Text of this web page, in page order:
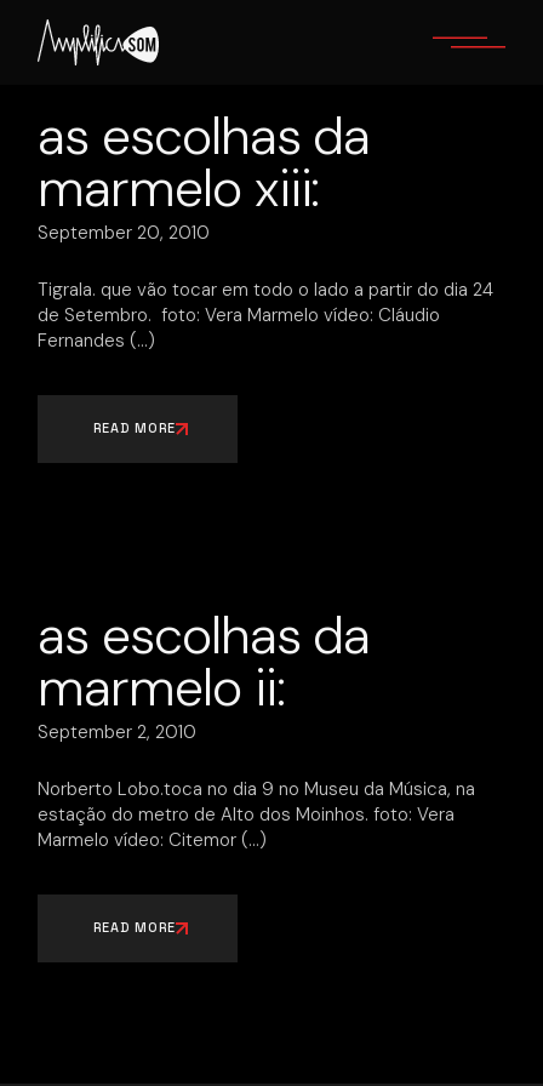
content
as escolhas da
marmelo xiii:
September 20, 2010
Tigrala. que vão tocar em todo o lado a partir do dia 24
de Setembro. foto: Vera Marmelo vídeo: Cláudio
Fernandes
READ MORE
as escolhas da
marmelo ii:
September 2, 2010
Norberto Lobo.toca no dia 9 no Museu da Música, na
estação do metro de Alto dos Moinhos. foto: Vera
Marmelo vídeo: Citemor
READ MORE